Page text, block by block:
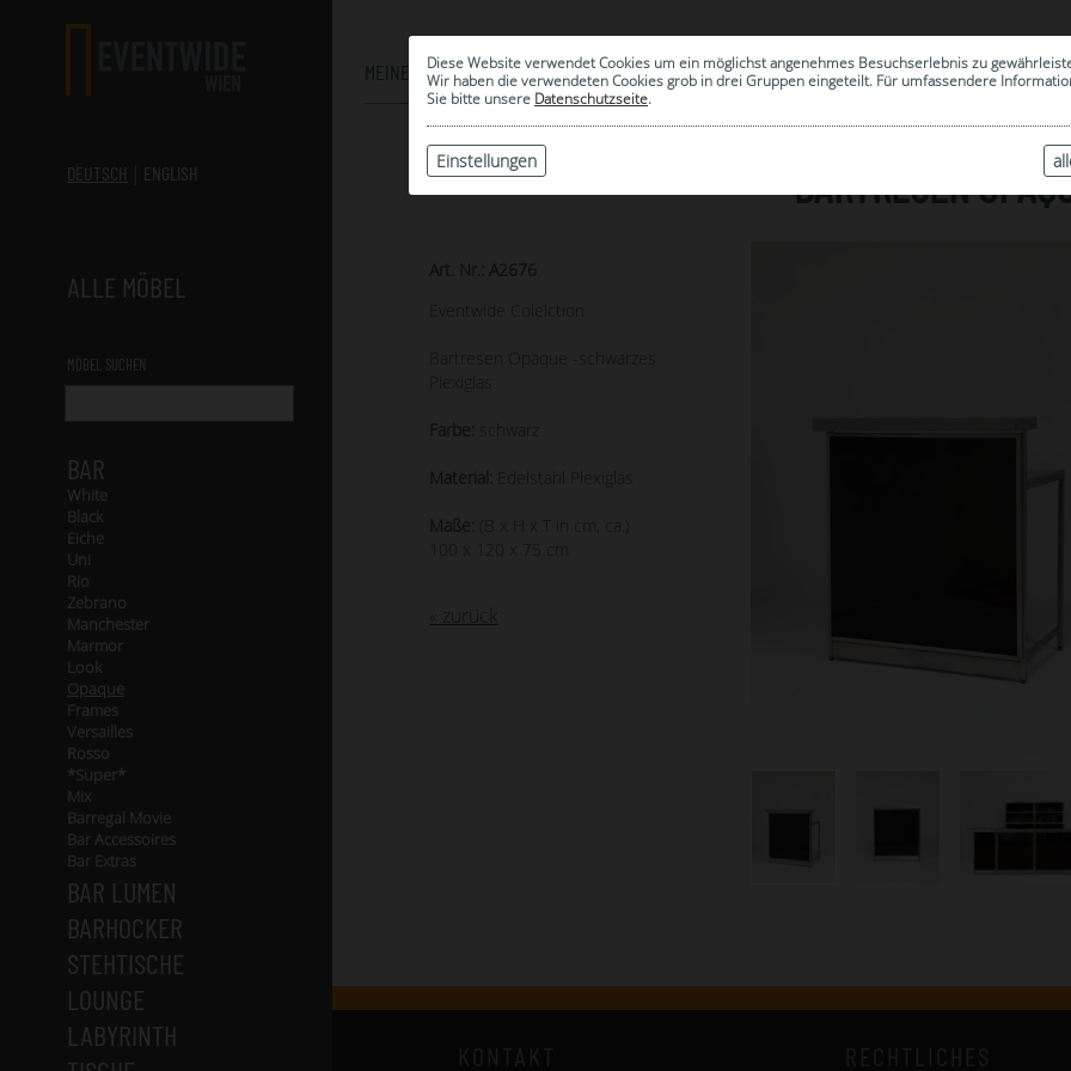
Diese Website verwendet Cookies um ein möglichst angenehmes Besuchserlebnis zu
Wir haben die verwendeten Cookies grob in drei Gruppen eingeteilt. Für umfassendere
Sie bitte unsere Datenschutzseite.
Einstellungen
DEUTSCH ENGLISH
ALLE MÖBEL
MÖBEL SUCHEN
BAR
White
Black
Eiche
Uni
Rio
Zebrano
Manchester
Marmor
Look
Opaque
Frames
Versailles
Rosso
*Super*
Mix
Barregal Movie
Bar Accessoires
Bar Extras
BAR LUMEN
BARHOCKER
STEHTISCHE
LOUNGE
LABYRINTH
MEINE AUSWAHL
0
| ARCHIV
BARTRESEN
Art. Nr.: A2676
Eventwide Colelction
Bartresen Opaque -schwarzes
Plexiglas
Farbe: schwarz
Material: Edelstahl Plexiglas
Maße:
(B x H x T in cm, ca.)
« zurück